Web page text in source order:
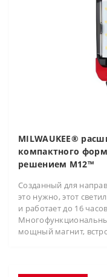
MILWAUKEE®
компактного
решением M12™
Созданный для
это нужно, этот
и работает до 16
мощный магнит,